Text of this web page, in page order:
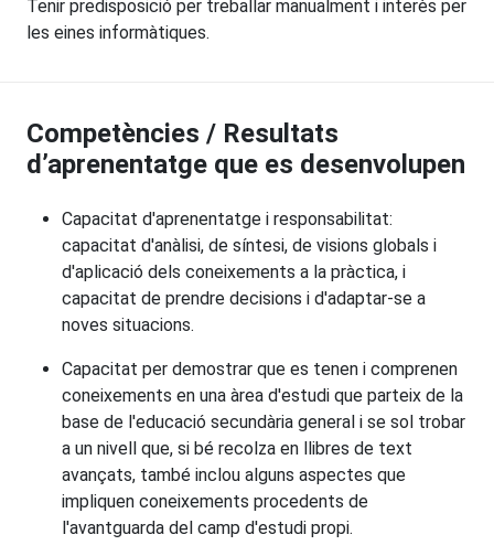
Tenir predisposició per treballar manualment i interès per
les eines informàtiques.
Competències / Resultats
d’aprenentatge que es desenvolupen
Capacitat d'aprenentatge i responsabilitat:
capacitat d'anàlisi, de síntesi, de visions globals i
d'aplicació dels coneixements a la pràctica, i
capacitat de prendre decisions i d'adaptar-se a
noves situacions.
Capacitat per demostrar que es tenen i comprenen
coneixements en una àrea d'estudi que parteix de la
base de l'educació secundària general i se sol trobar
a un nivell que, si bé recolza en llibres de text
avançats, també inclou alguns aspectes que
impliquen coneixements procedents de
l'avantguarda del camp d'estudi propi.